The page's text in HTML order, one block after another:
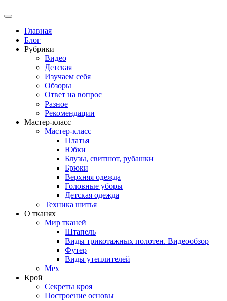
Primary
Главная
Блог
Рубрики
Видео
Детская
Изучаем себя
Обзоры
Ответ на вопрос
Разное
Рекомендации
Мастер-класс
Мастер-класс
Платья
Юбки
Блузы, свитшот, рубашки
Брюки
Верхняя одежда
Головные уборы
Детская одежда
Техника шитья
О тканях
Мир тканей
Штапель
Виды трикотажных полотен. Видеообзор
Футер
Виды утеплителей
Мех
Крой
Секреты кроя
Построение основы